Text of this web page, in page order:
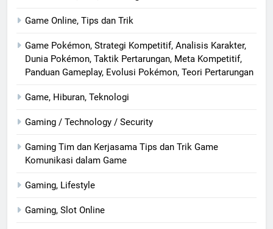
Game Online, Tips dan Trik
Game Pokémon, Strategi Kompetitif, Analisis Karakter,
Dunia Pokémon, Taktik Pertarungan, Meta Kompetitif,
Panduan Gameplay, Evolusi Pokémon, Teori Pertarungan
Game, Hiburan, Teknologi
Gaming / Technology / Security
Gaming Tim dan Kerjasama Tips dan Trik Game
Komunikasi dalam Game
Gaming, Lifestyle
Gaming, Slot Online